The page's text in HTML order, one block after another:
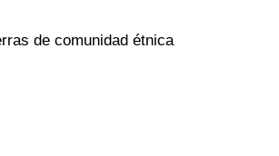
de comunidad étnica